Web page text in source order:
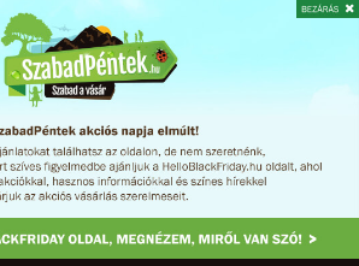
az összes Panasonic klímaberendezés
3-án, egész nap.